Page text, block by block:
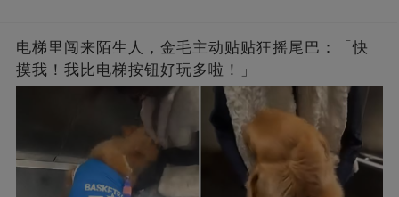
电梯里闯来陌生人，金毛主动贴贴狂摇尾巴：「快
摸我！我比电梯按钮好玩多啦！」